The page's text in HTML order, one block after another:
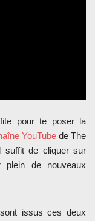
pour te poser la
YouTubede The
suffit de cliquer sur
plein de nouveaux
issus ces deux